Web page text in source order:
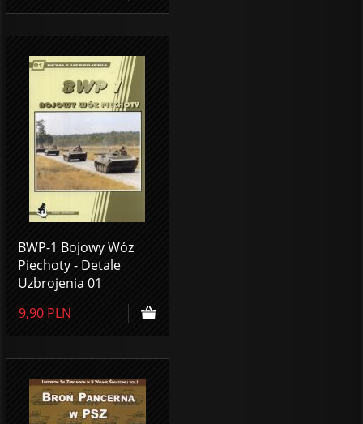
BWP-1 Bojowy Wóz
Piechoty - Detale
Uzbrojenia 01
9,90 PLN